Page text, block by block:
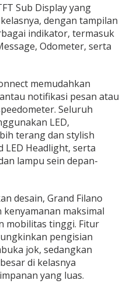
Sub Display yang
dengan tampilan
indikator, termasuk
Odometer, serta
memudahkan
notifikasi pesan atau
Seluruh
LED,
terang dan stylish
LED Headlight, serta
lampu sein depan-
desain, Grand Filano
maksimal
mobilitas tinggi. Fitur
pengisian
jok, sedangkan
di kelasnya
yang luas.